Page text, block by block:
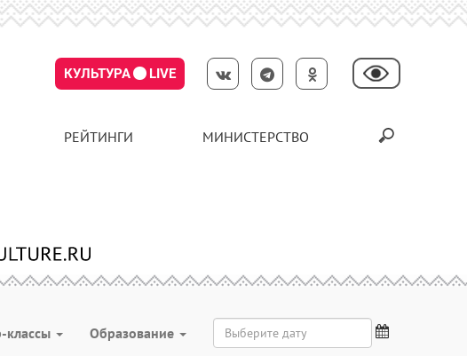
КУЛЬТУРА LIVE
РЕЙТИНГИ МИНИСТЕРСТВО
классы Образование